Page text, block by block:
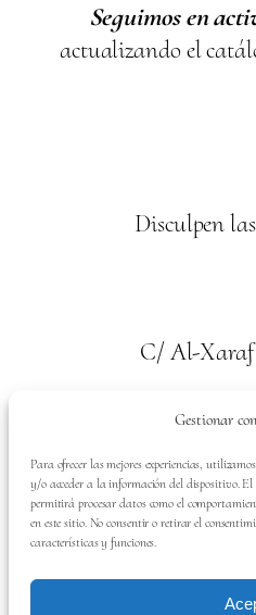
Gestionar
Para ofrecer las mejores experiencias,
y/o acceder a la información del dispositivo. El
permitirá procesar datos como el
en este sitio. No consentir o retirar el
características y funciones.
Seguimos en
actualizando el
Disculpen
C/ Al-Xaraf
Valencina de la
Tel:659